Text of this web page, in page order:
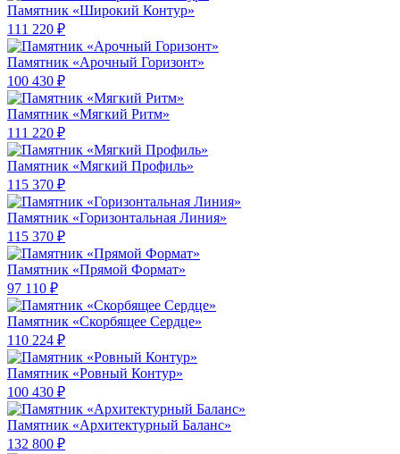
Памятник «Широкий Контур»
111 220 ₽
Памятник «Арочный Горизонт»
100 430 ₽
Памятник «Мягкий Ритм»
111 220 ₽
Памятник «Мягкий Профиль»
115 370 ₽
Памятник «Горизонтальная Линия»
115 370 ₽
Памятник «Прямой Формат»
97 110 ₽
Памятник «Скорбящее Сердце»
110 224 ₽
Памятник «Ровный Контур»
100 430 ₽
Памятник «Архитектурный Баланс»
132 800 ₽